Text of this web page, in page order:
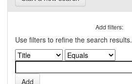
Add filters:
Use filters to refine the search results.